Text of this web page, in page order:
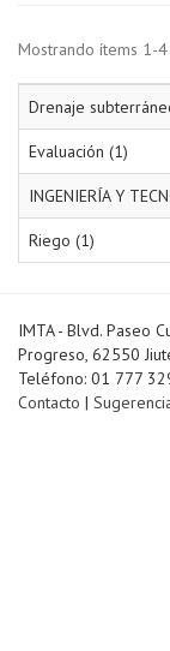
Mostrando ítems 1-
Drenaje
Evaluación (1)
INGENIERÍA Y
Riego (1)
IMTA - Blvd. Paseo
Progreso, 62550
Teléfono: 01 777
Contacto |